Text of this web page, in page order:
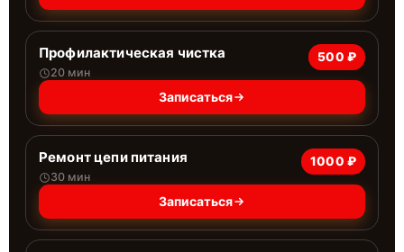
Профилактическая чистка
20 мин
500 ₽
Записаться
Ремонт цепи питания
30 мин
1000 ₽
Записаться